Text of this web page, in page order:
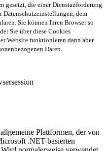
gesetzt, die einer Dienstanforderung
Datenschutzeinstellungen, dem
Sie können Ihren Browser so
Sie über diese Cookies
Website funktionieren dann aber
Daten.
Plattformen, der von
.NET-basierten